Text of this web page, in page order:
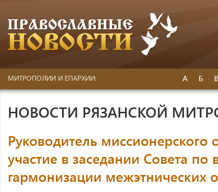
МИТРОПОЛИИ И ЕПАРХИИ: А Б
НОВОСТИ РЯЗАНСКОЙ
Руководитель миссионерского
участие в заседании Совета по
гармонизации межэтнических